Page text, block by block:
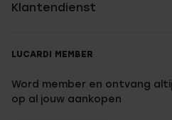
Klantendienst
LUCARDI MEMBER
Word member en ontvang
op al jouw aankopen